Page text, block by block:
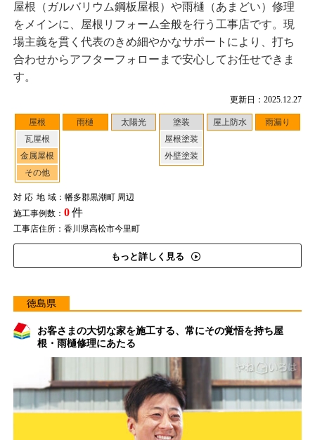
更新日：2025.12.27
屋根
瓦屋根
金属屋根
その他
雨樋 太陽光
塗装
屋根塗装
外壁塗装
屋上防水 雨漏り
対応地域：幡多郡黒潮町 周辺
施工事例数： 0件
工事店住所：香川県高松市今里町
もっと詳しく見る
屋根（ガルバリウム鋼板屋根）や雨樋（あまどい）修理
をメインに、屋根リフォーム全般を行う工事店です。現
場主義を貫く代表のきめ細やかなサポートにより、打ち
合わせからアフターフォローまで安心してお任せできま
す。
徳島県
お客さまの大切な家を施工する、常にその覚悟を持ち屋
根・雨樋修理にあたる